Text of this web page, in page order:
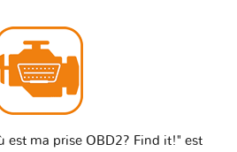
est ma prise OBD2? Find it!" est